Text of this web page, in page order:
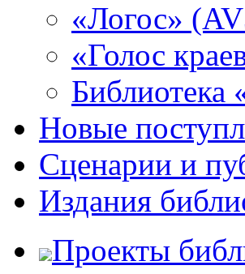
«Логос»
«Голос
Новые
Сценарии и
Издания
Проекты